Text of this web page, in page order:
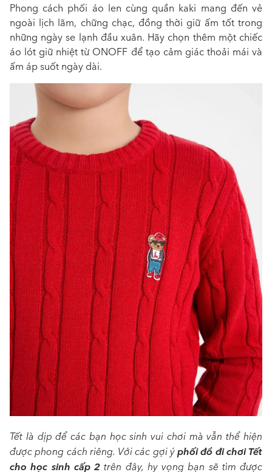
Phong cách phối áo len cùng quần kaki mang đến vẻ
ngoài lịch lãm, chững chạc, đồng thời giữ ấm tốt trong
những ngày se lạnh đầu xuân. Hãy chọn thêm một chiếc
áo lót giữ nhiệt từ ONOFF để tạo cảm giác thoải mái và
ấm áp suốt ngày dài.
Tết là dịp để các bạn học sinh vui chơi mà vẫn thể hiện
được phong cách riêng. Với các gợi ýphối đồ đi chơi Tết
cho học sinh cấp 2 trên đây, hy vọng bạn sẽ tìm được